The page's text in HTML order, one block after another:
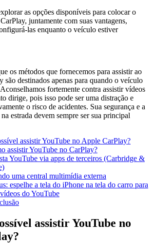
as opções disponíveis para colocar o
juntamente com suas vantagens,
las enquanto o veículo estiver
os métodos que fornecemos para assistir ao
são destinados apenas para quando o veículo
fortemente contra assistir vídeos
dirige, pois isso pode ser uma distração e
o risco de acidentes. Sua segurança e a
estrada devem sempre ser sua principal
assistir YouTube no Apple CarPlay?
assistir YouTube no CarPlay?
YouTube via apps de terceiros (Carbridge &
uma central multimídia externa
espelhe a tela do iPhone na tela do carro para
do YouTube
assistir YouTube no